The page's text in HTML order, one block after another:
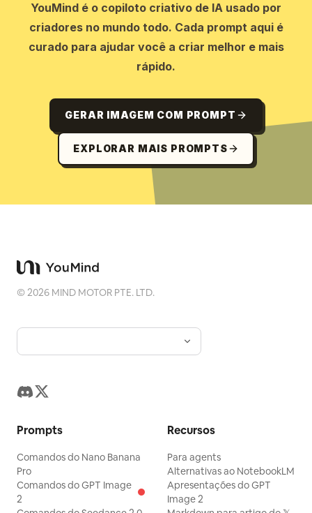
YouMind é o copiloto criativo de IA usado por
criadores no mundo todo. Cada prompt aqui é
curado para ajudar você a criar melhor e mais
rápido.
GERAR IMAGEM COM PROMPT
EXPLORAR MAIS PROMPTS
©2026 MIND MOTOR PTE. LTD.
Prompts
Comandos do Nano Banana
Pro
Comandos do GPT Image
2
Recursos
Para agents
Alternativas ao NotebookLM
Apresentações do GPT
Image 2